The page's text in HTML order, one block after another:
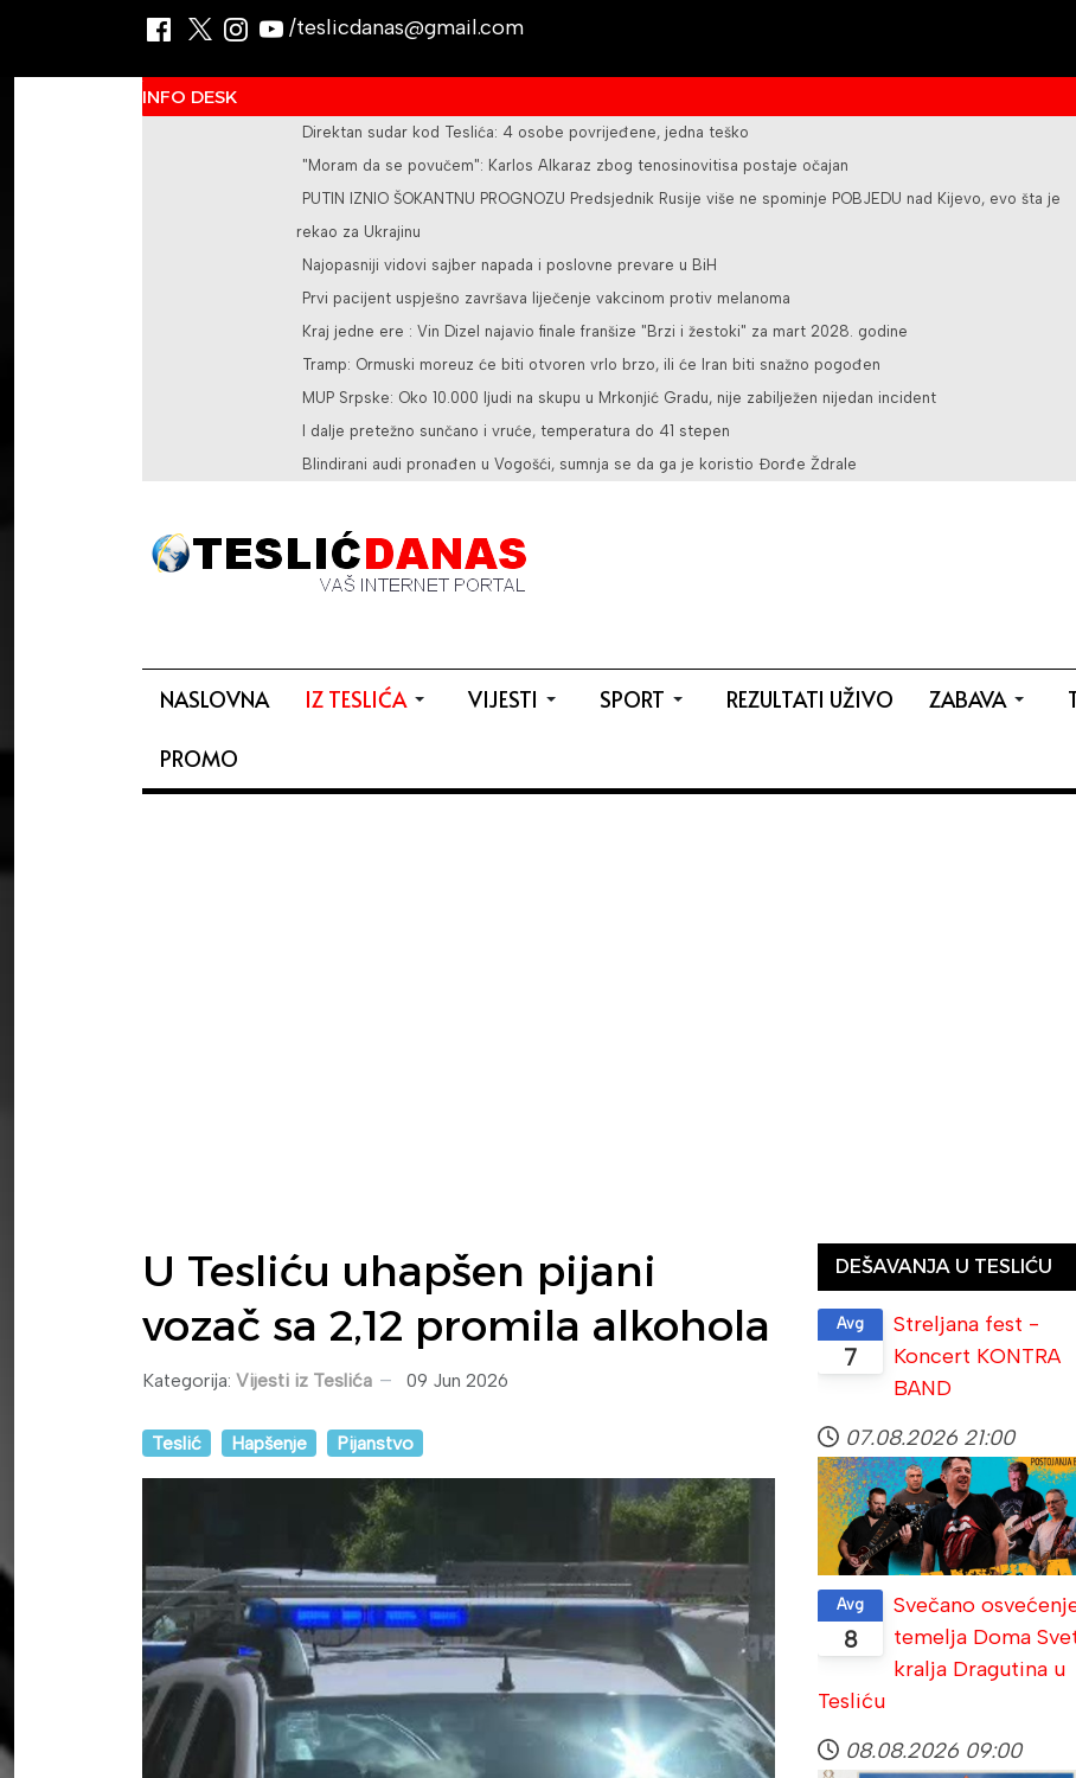
/teslicdanas@gmail.com
INFO DESK
Direktan sudar kod Teslića: 4 osobe povrijeđene, jedna teško
"Moram da se povučem": Karlos Alkaraz zbog tenosinovitisa postaje očajan
PUTIN IZNIO ŠOKANTNU PROGNOZU Predsjednik Rusije više ne spominje POBJEDU nad Kijevo, evo šta je
rekao za Ukrajinu
Najopasniji vidovi sajber napada i poslovne prevare u BiH
Prvi pacijent uspješno završava liječenje vakcinom protiv melanoma
Kraj jedne ere : Vin Dizel najavio finale franšize "Brzi i žestoki" za mart 2028. godine
Tramp: Ormuski moreuz će biti otvoren vrlo brzo, ili će Iran biti snažno pogođen
MUP Srpske: Oko 10.000 ljudi na skupu u Mrkonjić Gradu, nije zabilježen nijedan incident
I dalje pretežno sunčano i vruće, temperatura do 41 stepen
Blindirani audi pronađen u Vogošći, sumnja se da ga je koristio Đorđe Ždrale
NASLOVNA IZ TESLIĆA VIJESTI SPORT REZULTATI UŽIVO ZABAVA
PROMO
U Tesliću uhapšen pijani
vozač sa 2,12 promila alkohola
Kategorija: Vijesti iz Teslića 09 Jun 2026
Teslić Hapšenje Pijanstvo
DEŠAVANJA U TESLIĆU
7
Avg
Streljana fest -
Koncert KONTRA
BAND
07.08.2026 21:00
8
Avg
Svečano
temelja Doma
kralja Dragutina u
Tesliću
08.08.2026 09:00